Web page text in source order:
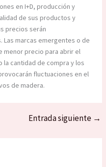
en I+D, producción y
de sus productos y
precios serán
marcas emergentes o de
menor precio para abrir el
cantidad de compra y los
fluctuaciones en el
de madera.
Entrada siguiente →